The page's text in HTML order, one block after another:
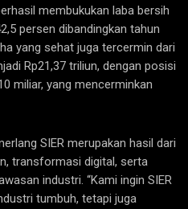
membukukan laba bersih
persen dibandingkan tahun
yang sehat juga tercermin dari
Rp21,37 triliun, dengan posisi
miliar, yang mencerminkan
SIER merupakan hasil dari
transformasi digital, serta
industri. “Kami ingin SIER
tumbuh, tetapi juga